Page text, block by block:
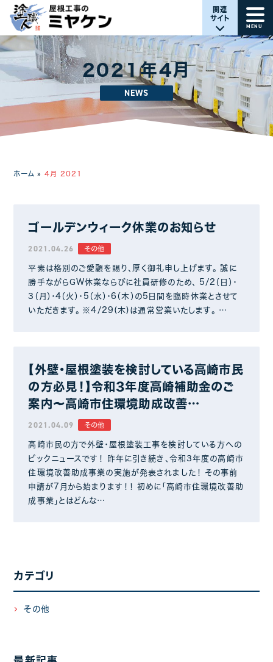
関連
サイト
MENU
2021年4月
NEWS
ホーム »4月 2021
ゴールデンウィーク休業のお知らせ
2021.04.26 その他
平素は格別のご愛顧を賜り、厚く御礼申し上げます。 誠に
勝手ながらGW休業ならびに社員研修のため、 5/2（日）・
3（月）・4（火）・5（水）・6（木）の5日間を臨時休業とさせて
いただきます。 ※4/29(木)は通常営業いたします。 …
【外壁・屋根塗装を検討している高崎市民
の方必見！】令和3年度高崎補助金のご
案内～高崎市住環境助成改善…
2021.04.09 その他
高崎市民の方で外壁・屋根塗装工事を検討している方への
ビックニュースです！ 昨年に引き続き、令和3年度の高崎市
住環境改善助成事業の実施が発表されました！ その事前
申請が7月から始まります！！ 初めに「高崎市住環境改善助
成事業」とはどんな…
カテゴリ
その他